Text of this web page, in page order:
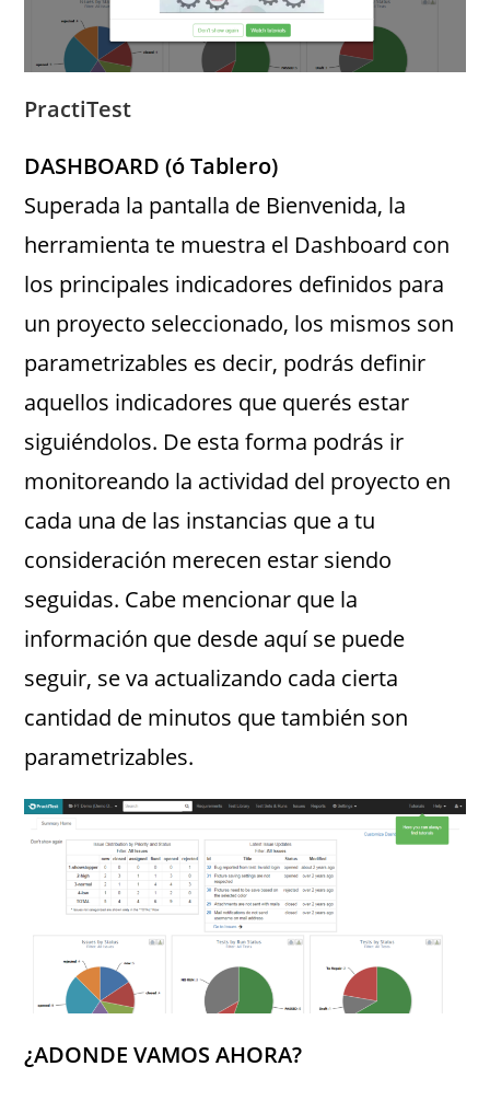
PractiTest
DASHBOARD (ó Tablero)
Superada la pantalla de Bienvenida, la
herramienta te muestra el Dashboard con
los principales indicadores definidos para
un proyecto seleccionado, los mismos son
parametrizables es decir, podrás definir
aquellos indicadores que querés estar
siguiéndolos. De esta forma podrás ir
monitoreando la actividad del proyecto en
cada una de las instancias que a tu
consideración merecen estar siendo
seguidas. Cabe mencionar que la
información que desde aquí se puede
seguir, se va actualizando cada cierta
cantidad de minutos que también son
parametrizables.
¿ADONDE VAMOS AHORA?